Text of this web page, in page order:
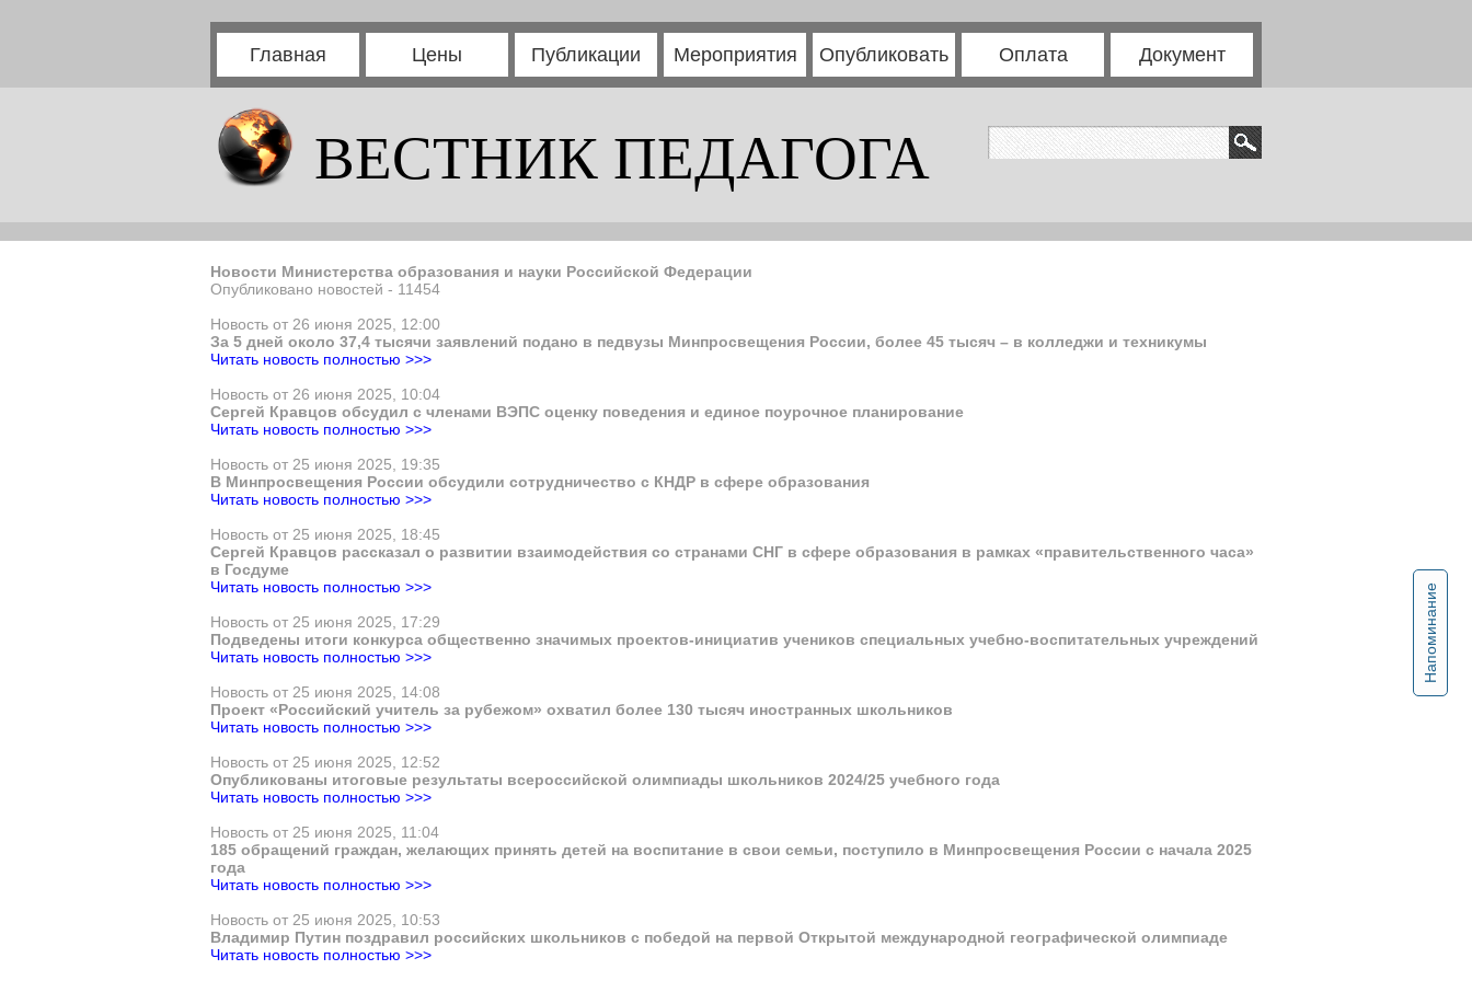
Главная Цены Публикации Мероприятия Опубликовать Оплата Документ
ВЕСТНИК ПЕДАГОГА
Напоминание
Новости Министерства образования и науки Российской Федерации
Опубликовано новостей - 11454
Новость от 26 июня 2025, 12:00
За 5 дней около 37,4 тысячи заявлений подано в педвузы Минпросвещения России, более 45 тысяч – в колледжи и техникумы
Читать новость полностью >>>
Новость от 26 июня 2025, 10:04
Сергей Кравцов обсудил с членами ВЭПС оценку поведения и единое поурочное планирование
Читать новость полностью >>>
Новость от 25 июня 2025, 19:35
В Минпросвещения России обсудили сотрудничество с КНДР в сфере образования
Читать новость полностью >>>
Новость от 25 июня 2025, 18:45
Сергей Кравцов рассказал о развитии взаимодействия со странами СНГ в сфере образования в рамках «правительственного часа»
в Госдуме
Читать новость полностью >>>
Новость от 25 июня 2025, 17:29
Подведены итоги конкурса общественно значимых проектов-инициатив учеников специальных учебно-воспитательных учреждений
Читать новость полностью >>>
Новость от 25 июня 2025, 14:08
Проект «Российский учитель за рубежом» охватил более 130 тысяч иностранных школьников
Читать новость полностью >>>
Новость от 25 июня 2025, 12:52
Опубликованы итоговые результаты всероссийской олимпиады школьников 2024/25 учебного года
Читать новость полностью >>>
Новость от 25 июня 2025, 11:04
185 обращений граждан, желающих принять детей на воспитание в свои семьи, поступило в Минпросвещения России с начала 2025
года
Читать новость полностью >>>
Новость от 25 июня 2025, 10:53
Владимир Путин поздравил российских школьников с победой на первой Открытой международной географической олимпиаде
Читать новость полностью >>>